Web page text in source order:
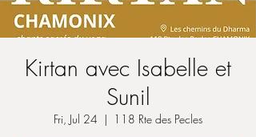
Kirtan avec Isabelle et
Sunil
Fri, Jul 24
  |
118 Rte des Pecles